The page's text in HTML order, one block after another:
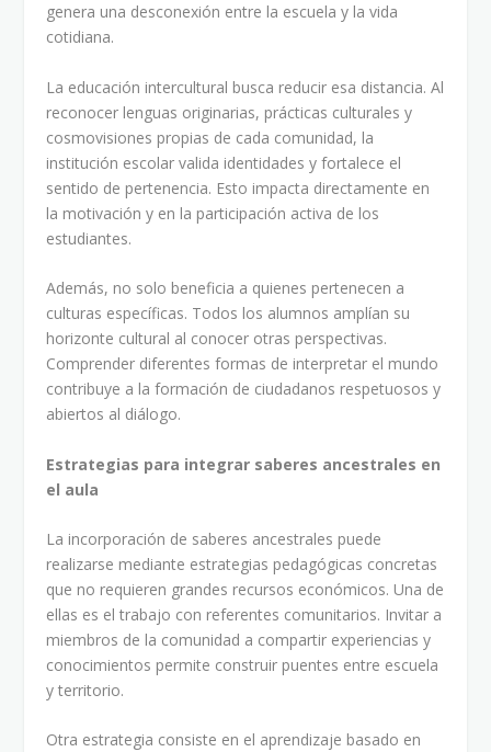
genera una desconexión entre la escuela y la vida
cotidiana.
La educación intercultural busca reducir esa distancia. Al
reconocer lenguas originarias, prácticas culturales y
cosmovisiones propias de cada comunidad, la
institución escolar valida identidades y fortalece el
sentido de pertenencia. Esto impacta directamente en
la motivación y en la participación activa de los
estudiantes.
Además, no solo beneficia a quienes pertenecen a
culturas específicas. Todos los alumnos amplían su
horizonte cultural al conocer otras perspectivas.
Comprender diferentes formas de interpretar el mundo
contribuye a la formación de ciudadanos respetuosos y
abiertos al diálogo.
Estrategias para integrar saberes ancestrales en
el aula
La incorporación de saberes ancestrales puede
realizarse mediante estrategias pedagógicas concretas
que no requieren grandes recursos económicos. Una de
ellas es el trabajo con referentes comunitarios. Invitar a
miembros de la comunidad a compartir experiencias y
conocimientos permite construir puentes entre escuela
y territorio.
Otra estrategia consiste en el aprendizaje basado en